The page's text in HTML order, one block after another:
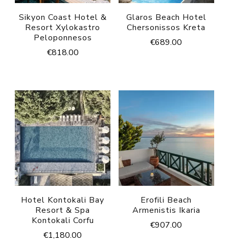
Sikyon Coast Hotel &
Resort Xylokastro
Peloponnesos
€818.00
Glaros Beach Hotel
Chersonissos Kreta
€689.00
Hotel Kontokali Bay
Resort & Spa
Kontokali Corfu
€1,180.00
Erofili Beach
Armenistis Ikaria
€907.00